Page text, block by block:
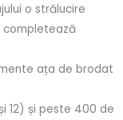
o strălucire
ața de brodat
12) și peste 400 de